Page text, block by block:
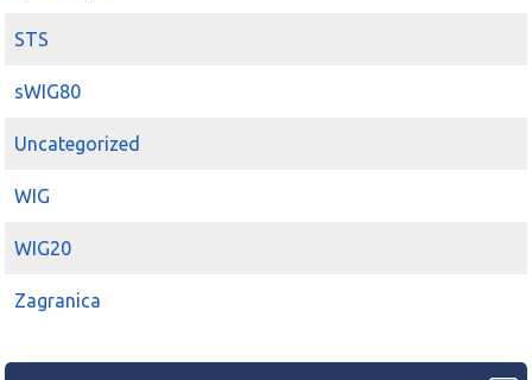
STS
sWIG80
Uncategorized
WIG
WIG20
Zagranica